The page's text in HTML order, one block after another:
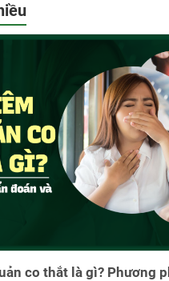
co thắt là gì? Phương